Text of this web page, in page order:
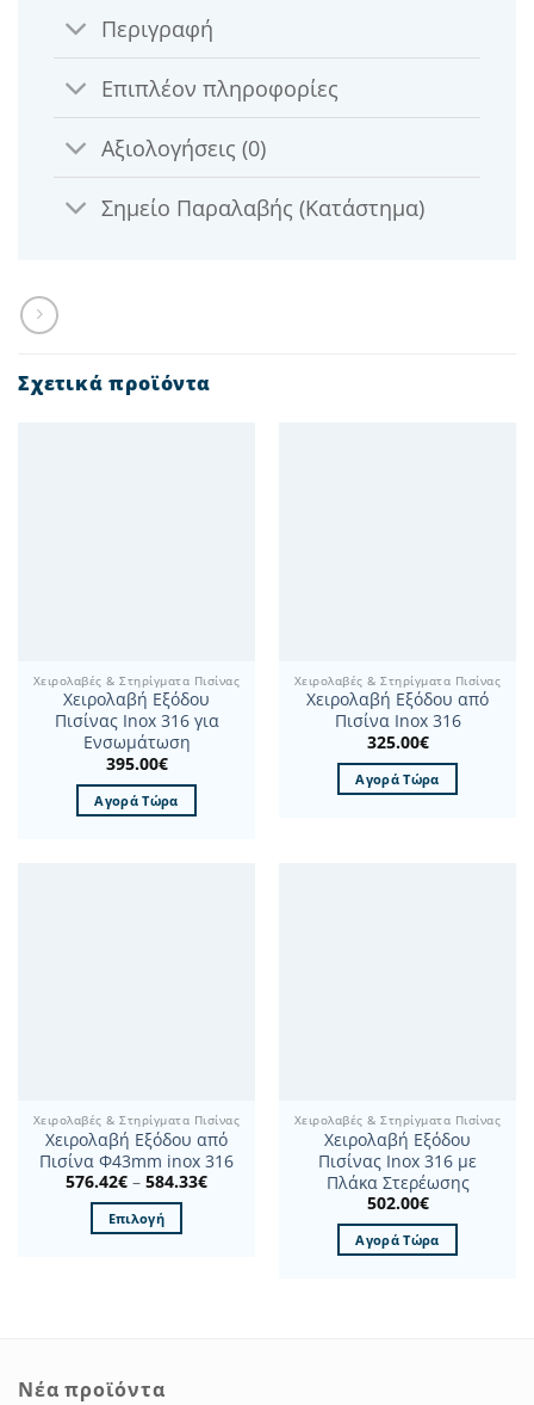
Περιγραφή
Επιπλέον πληροφορίες
Αξιολογήσεις (0)
Σημείο Παραλαβής (Κατάστημα)
Σχετικά προϊόντα
Χειρολαβές & Στηρίγματα Πισίνας
Χειρολαβή Εξόδου
Πισίνας Inox 316 για
Ενσωμάτωση
395.00€
Αγορά Τώρα
Χειρολαβές & Στηρίγματα Πισίνας
Χειρολαβή Εξόδου από
Πισίνα Inox 316
325.00€
Αγορά Τώρα
Χειρολαβές & Στηρίγματα Πισίνας
Χειρολαβή Εξόδου από
Πισίνα Φ43mm inox 316
576.42€ – 584.33€Price
Επιλογή
Οι
Χειρολαβές & Στηρίγματα Πισίνας
Χειρολαβή Εξόδου
Πισίνας Inox 316 με
Πλάκα Στερέωσης
502.00€
Αγορά Τώρα
Νέα προϊόντα